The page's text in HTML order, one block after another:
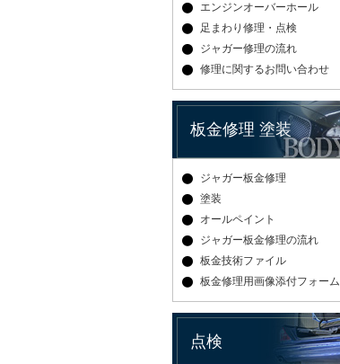
エンジンオーバーホール
足まわり修理・点検
ジャガー修理の流れ
修理に関するお問い合わせ
板金修理 塗装
ジャガー板金修理
塗装
オールペイント
ジャガー板金修理の流れ
板金技術ファイル
板金修理用画像添付フォーム
点検